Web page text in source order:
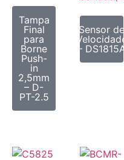
Tampa
Final
para
Borne
Push-
in
2,5mm
– D-
PT-2.5
Sensor de
Velocidade
– DS1815A